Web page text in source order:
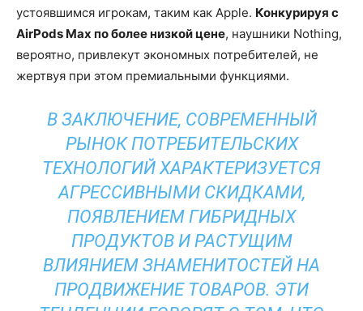
устоявшимся игрокам, таким как Apple. Конкурируя с
AirPods Max по более низкой цене, наушники Nothing,
вероятно, привлекут экономных потребителей, не
жертвуя при этом премиальными функциями.
В ЗАКЛЮЧЕНИЕ, СОВРЕМЕННЫЙ
РЫНОК ПОТРЕБИТЕЛЬСКИХ
ТЕХНОЛОГИЙ ХАРАКТЕРИЗУЕТСЯ
АГРЕССИВНЫМИ СКИДКАМИ,
ПОЯВЛЕНИЕМ ГИБРИДНЫХ
ПРОДУКТОВ И РАСТУЩИМ
ВЛИЯНИЕМ ЗНАМЕНИТОСТЕЙ НА
ПРОДВИЖЕНИЕ ТОВАРОВ. ЭТИ